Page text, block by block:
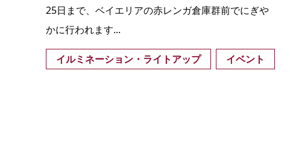
25日まで、ベイエリアの赤レンガ倉庫群前でにぎや
かに行われます...
イルミネーション・ライトアップ イベント